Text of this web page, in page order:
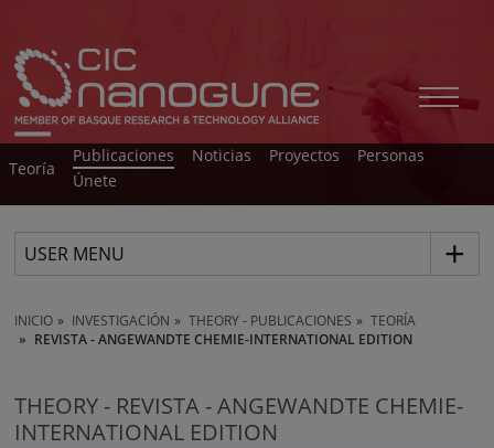
Teoría
Publicaciones Noticias Proyectos
Personas
Únete
USER MENU
INICIO INVESTIGACIÓN THEORY - PUBLICACIONES
TEORÍA
REVISTA - ANGEWANDTE CHEMIE-INTERNATIONAL EDITION
THEORY - REVISTA - ANGEWANDTE CHEMIE-
INTERNATIONAL EDITION